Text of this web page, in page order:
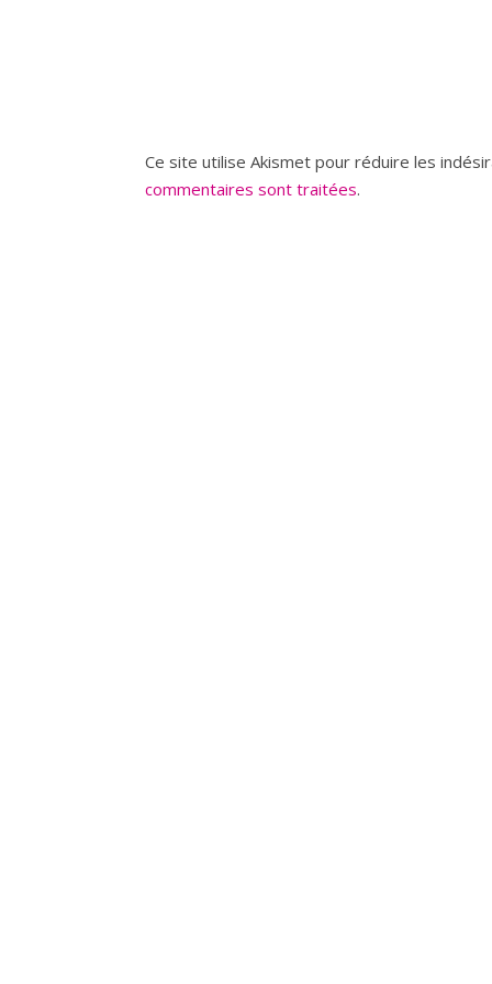
Ce site utilise Akismet pour réduire les
commentaires sont traitées.